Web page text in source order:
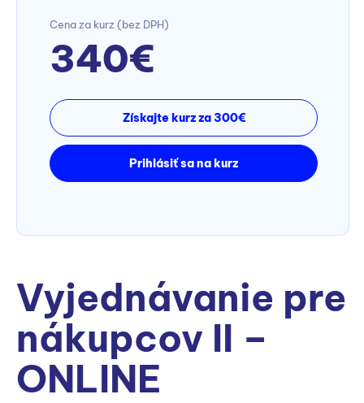
Cena za kurz (bez DPH)
340€
Získajte kurz za 300€
Prihlásiť sa na kurz
Vyjednávanie pre
nákupcov II –
ONLINE